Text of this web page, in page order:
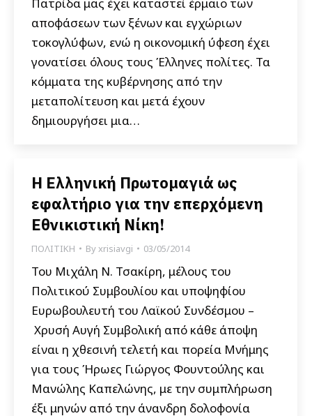
αποφάσεων των ξένων και εγχώριων
τοκογλύφων, ενώ η οικονομική ύφεση έχει
γονατίσει όλους τους Έλληνες πολίτες. Τα
κόμματα της κυβέρνησης από την
μεταπολίτευση και μετά έχουν
δημιουργήσει μια…
Η Ελληνική Πρωτομαγιά ως
εφαλτήριο για την επερχόμενη
Εθνικιστική Νίκη!
ΠΟΛΙΤΙΚΗ Byxrisiavgi 03/05/2014
Του Μιχάλη Ν. Τσακίρη, μέλους του
Πολιτικού Συμβουλίου και υποψηφίου
Ευρωβουλευτή του Λαϊκού Συνδέσμου –
Χρυσή Αυγή Συμβολική από κάθε άποψη
είναι η χθεσινή τελετή και πορεία Μνήμης
για τους Ήρωες Γιώργος Φουντούλης και
Μανώλης Καπελώνης, με την συμπλήρωση
έξι μηνών από την άνανδρη δολοφονία